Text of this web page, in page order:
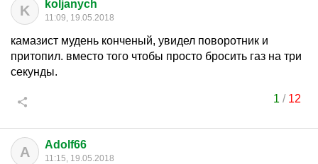
K koljanych
11:09, 19.05.2018
камазист мудень конченый, увидел поворотник и
притопил. вместо того чтобы просто бросить газ на три
секунды.
1 / 12
A Adolf66
11:15, 19.05.2018